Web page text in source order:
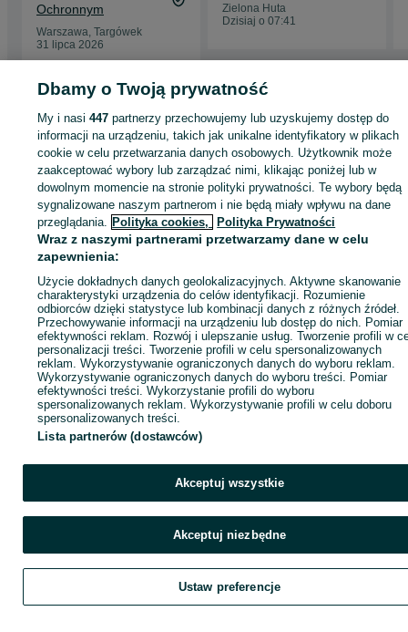
Ochronnym
Warszawa, Targówek
31 lipca 2026
Zielona Huta
Dzisiaj o 07:41
Altany i wiaty - Pomorskie
Altany i wiaty - Gdańsk Altany i wiaty - Aniołki
KATEGORIA
ID:892989903 Wyświetlenia:
Dbamy o Twoją prywatność
My i nasi447 partnerzy przechowujemy lub uzyskujemy dostęp do
informacji na urządzeniu, takich jak unikalne identyfikatory w plikach
cookie w celu przetwarzania danych osobowych. Użytkownik może
zaakceptować wybory lub zarządzać nimi, klikając poniżej lub w
dowolnym momencie na stronie polityki prywatności. Te wybory będą
sygnalizowane naszym partnerom i nie będą miały wpływu na dane
przeglądania. Polityka cookies, Polityka Prywatności
Wraz z naszymi partnerami przetwarzamy dane w celu
zapewnienia:
Użycie dokładnych danych geolokalizacyjnych. Aktywne skanowanie
charakterystyki urządzenia do celów identyfikacji. Rozumienie
odbiorców dzięki statystyce lub kombinacji danych z różnych źródeł.
Przechowywanie informacji na urządzeniu lub dostęp do nich. Pomiar
efektywności reklam. Rozwój i ulepszanie usług. Tworzenie profili w
personalizacji treści. Tworzenie profili w celu spersonalizowanych
reklam. Wykorzystywanie ograniczonych danych do wyboru reklam.
Wykorzystywanie ograniczonych danych do wyboru treści. Pomiar
efektywności treści. Wykorzystanie profili do wyboru
spersonalizowanych reklam. Wykorzystywanie profili w celu doboru
spersonalizowanych treści.
Lista partnerów (dostawców)
Akceptuj wszystkie
Akceptuj niezbędne
Ustaw preferencje